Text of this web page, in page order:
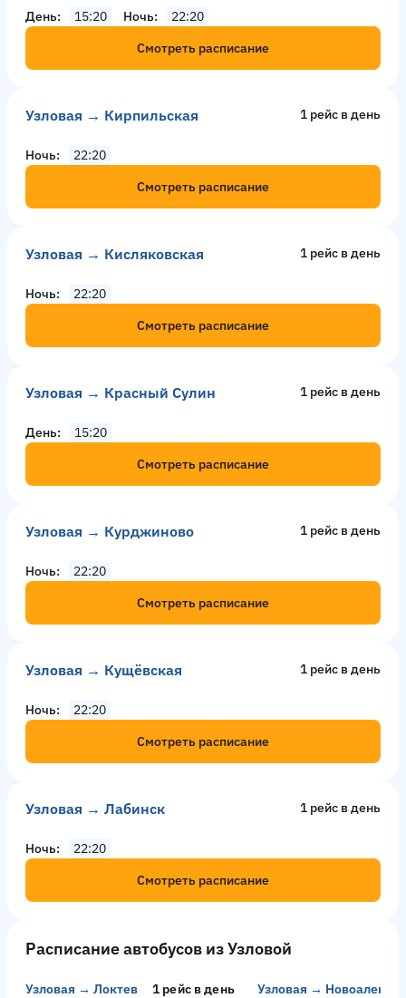
День 15:20 Ночь
22:20
Смотреть расписание
Узловая → Кирпильская 1 рейс в день
Ночь
22:20
Смотреть расписание
Узловая → Кисляковская 1 рейс в день
Ночь
22:20
Смотреть расписание
Узловая → Красный Сулин 1 рейс в день
День
15:20
Смотреть расписание
Узловая → Курджиново 1 рейс в день
Ночь
22:20
Смотреть расписание
Узловая → Кущёвская 1 рейс в день
Ночь
22:20
Смотреть расписание
Узловая → Лабинск 1 рейс в день
Ночь
22:20
Смотреть расписание
Расписание автобусов из Узловой
Узловая → Локтев 1 рейс в день
Узловая →